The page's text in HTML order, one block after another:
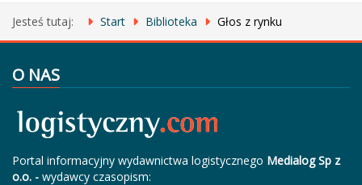
Jesteś tutaj: Start Biblioteka Głos z rynku
O NAS
Portal informacyjny wydawnictwa logistycznego Medialog Sp z
o.o. - wydawcy czasopism: